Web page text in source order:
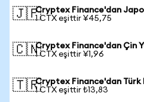
🇯🇵Cryptex Finance'dan
1 CTX eşittir ¥45,75
🇨🇳Cryptex Finance'dan Çin
1 CTX eşittir ¥1,96
🇹🇷Cryptex Finance'dan Türk
1 CTX eşittir ₺13,83